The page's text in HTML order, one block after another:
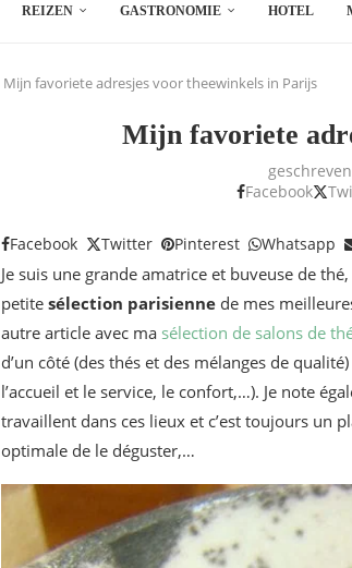
REIZEN GASTRONOMIE HOTEL
Mijn favoriete adresjes voor theewinkels in Parijs
Mijn favoriete
Facebook
Facebook Twitter Pinterest Whatsapp
Je suis une grande amatrice et buveuse de
petite sélection parisienne de mes
autre article avec ma sélection de salons de
d’un côté (des thés et des mélanges de
l’accueil et le service, le confort,…). Je note
travaillent dans ces lieux et c’est toujours un
optimale de le déguster,…